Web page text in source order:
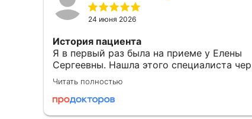
24 июня 2026
История пациента
Я в первый раз была на приеме у Елены
Сергеевны. Нашла этого специалиста
приложение МедТочка. При выборе
обратила внимание на ее
Перед исследованием были
Читать полностью